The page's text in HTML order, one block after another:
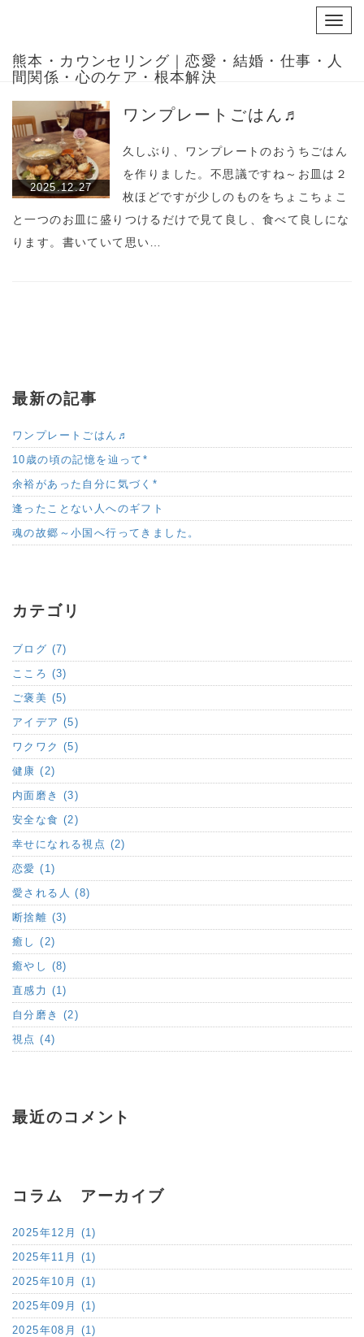
熊本・カウンセリング｜恋愛・結婚・仕事・人
間関係・心のケア・根本解決
2025.12.27
ワンプレートごはん♬
久しぶり、ワンプレートのおうちごはん
を作りました。不思議ですね～お皿は２
枚ほどですが少しのものをちょこちょこ
と一つのお皿に盛りつけるだけで見て良し、食べて良しにな
ります。書いていて思い…
最新の記事
ワンプレートごはん♬
10歳の頃の記憶を辿って*
余裕があった自分に気づく*
逢ったことない人へのギフト
魂の故郷～小国へ行ってきました。
カテゴリ
ブログ (7)
こころ (3)
ご褒美 (5)
アイデア (5)
ワクワク (5)
健康 (2)
内面磨き (3)
安全な食 (2)
幸せになれる視点 (2)
恋愛 (1)
愛される人 (8)
断捨離 (3)
癒し (2)
癒やし (8)
直感力 (1)
自分磨き (2)
視点 (4)
最近のコメント
コラム アーカイブ
2025年12月 (1)
2025年11月 (1)
2025年10月 (1)
2025年09月 (1)
2025年08月 (1)